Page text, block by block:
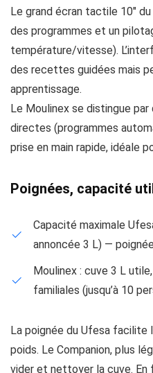
Le grand écran tactile 10″
des programmes et un
température/vitesse).
des recettes guidées mais
apprentissage.
Le Moulinex se distingue
directes (programmes
prise en main rapide, idéale
Poignées, capacité
Capacité maximale
annoncée 3 L) —
Moulinex : cuve 3 L
familiales (jusqu’à 10
La poignée du Ufesa facilite
poids. Le Companion, plus
vider et nettoyer la cuve.